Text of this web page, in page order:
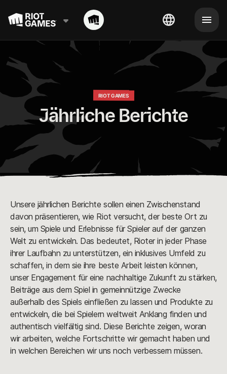
RIOT GAMES
Jährliche Berichte
Unsere jährlichen Berichte sollen einen Zwischenstand
davon präsentieren, wie Riot versucht, der beste Ort zu
sein, um Spiele und Erlebnisse für Spieler auf der ganzen
Welt zu entwickeln. Das bedeutet, Rioter in jeder Phase
ihrer Laufbahn zu unterstützen, ein inklusives Umfeld zu
schaffen, in dem sie ihre beste Arbeit leisten können,
unser Engagement für eine nachhaltige Zukunft zu stärken,
Beiträge aus dem Spiel in gemeinnützige Zwecke
außerhalb des Spiels einfließen zu lassen und Produkte zu
entwickeln, die bei Spielern weltweit Anklang finden und
authentisch vielfältig sind. Diese Berichte zeigen, woran
wir arbeiten, welche Fortschritte wir gemacht haben und
in welchen Bereichen wir uns noch verbessern müssen.